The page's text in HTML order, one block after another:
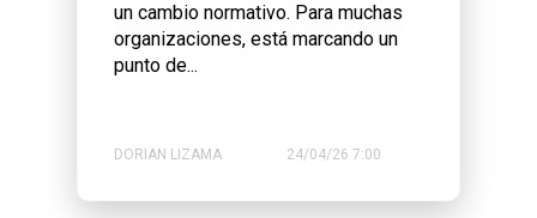
un cambio normativo. Para muchas
organizaciones, está marcando un
punto de...
DORIAN LIZAMA 24/04/26 7:00